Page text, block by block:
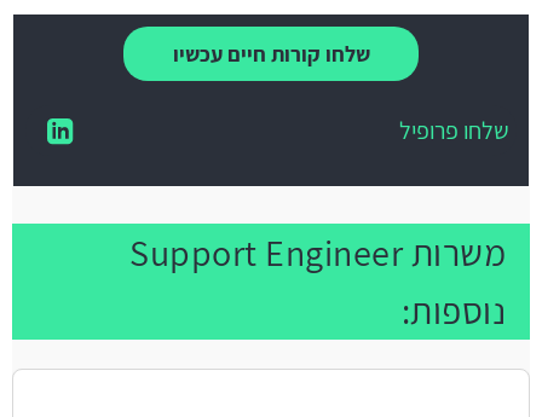
שלחו קורות חיים עכשיו
שלחו פרופיל
משרות Support Engineer
נוספות: